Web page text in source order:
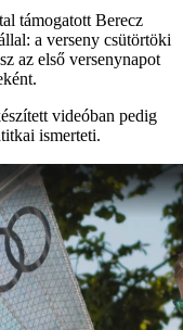
támogatott Berecz
a verseny csütörtöki
az első versenynapot
videóban pedig
ismerteti.